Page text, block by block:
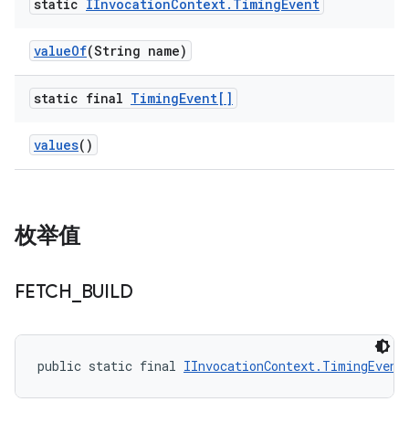
static IInvocationContext. TimingEvent
valueOf(String name)
static final TimingEvent[]
values()
枚举值
FETCH BUILD
public static final IInvocationContext.TimingEvent